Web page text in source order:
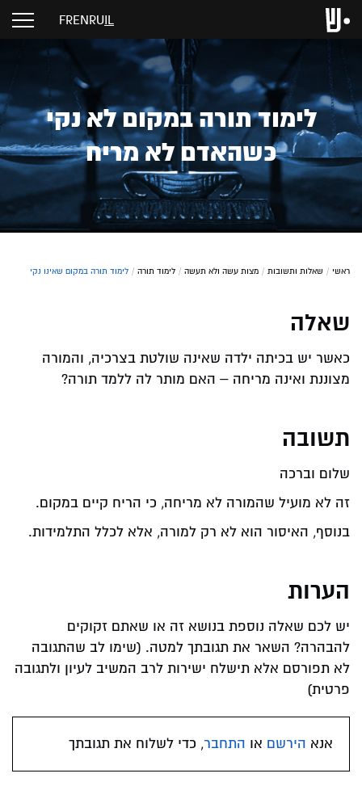
IL
RU
EN
FR
לימוד תורה במקום לא נקי
כשהאדם לא מריח
ראשי / שאלות ותשובות / מצות עשה ולא תעשה / לימוד תורה / לימוד תורה במקום שאינו נקי
שאלה
כאשר יש בכיתה ילדה שאינה שולטת בצרכיה, והמורה
מצוננת ואינה מריחה – האם מותר לה ללמד תורה?
תשובה
שלום וברכה
זה לא מועיל שהמורה לא מריחה, כי הריח קיים במקום.
בנוסף, האיסור הוא לא רק למורה, אלא לכלל התלמידות.
הערות
יש לכם שאלה נוספת בנושא זה או שאתם זקוקים
להבהרה? השאר את תגובתך למטה. (שימו לב שהתגובה
לא תפורסם אלא תישלח ישירות לרב המשיב לעיון ולתגובה
פרטית)
אנא הירשם או התחבר, כדי לשלוח את תגובתך